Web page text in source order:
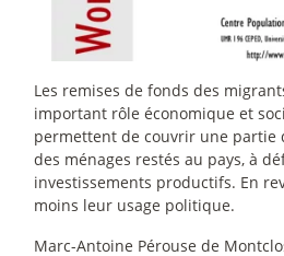
Les remises de fonds des
important rôle économique et
permettent de couvrir une partie
des ménages restés au pays, à
investissements productifs. En
moins leur usage politique.
Marc-Antoine Pérouse de